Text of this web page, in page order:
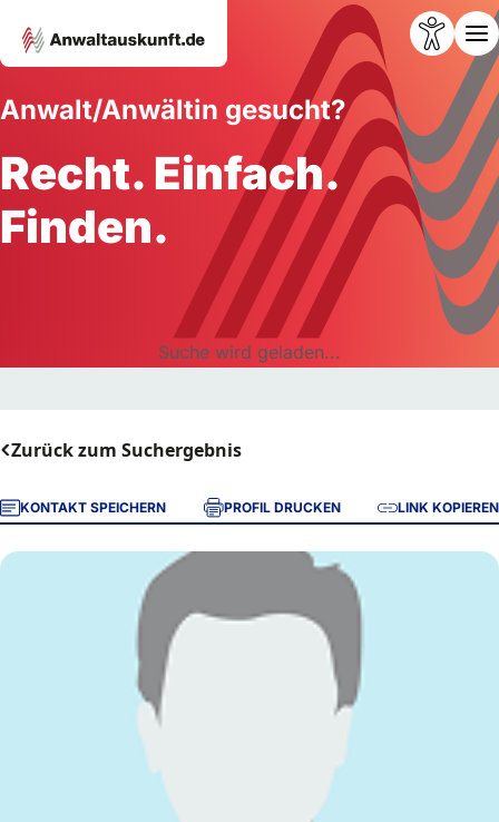
Anwalt/Anwältin gesucht?
Recht. Einfach.
Finden.
Suche wird geladen...
Zurück zum Suchergebnis
KONTAKT SPEICHERN PROFIL DRUCKEN LINK KOPIEREN